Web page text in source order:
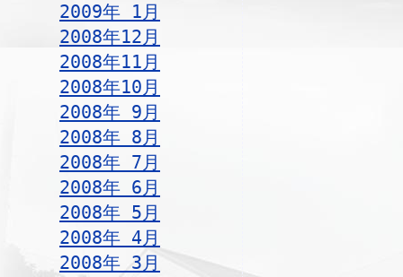
2009年 1月
2008年12月
2008年11月
2008年10月
2008年 9月
2008年 8月
2008年 7月
2008年 6月
2008年 5月
2008年 4月
2008年 3月